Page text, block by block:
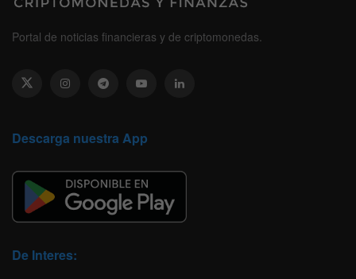
Portal de noticias financieras y de criptomonedas.
Descarga nuestra App
De Interes: